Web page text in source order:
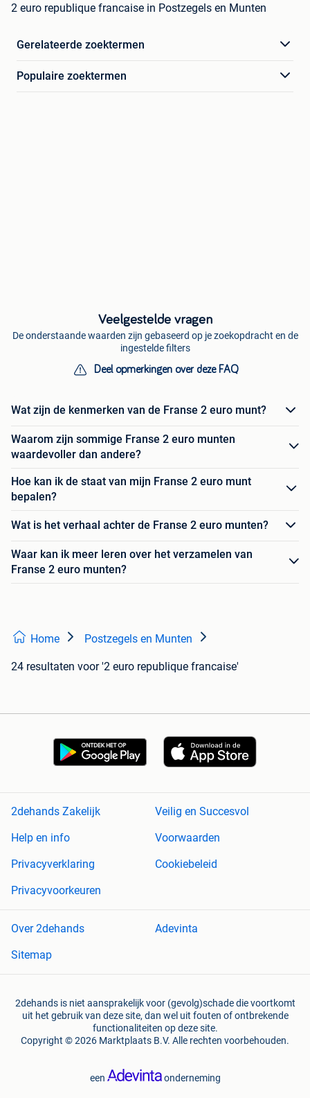
2 euro republique francaise in Postzegels en Munten
Gerelateerde zoektermen
Populaire zoektermen
Veelgestelde vragen
De onderstaande waarden zijn gebaseerd op je zoekopdracht en de
ingestelde filters
Deel opmerkingen over deze FAQ
Wat zijn de kenmerken van de Franse 2 euro munt?
Waarom zijn sommige Franse 2 euro munten
waardevoller dan andere?
Hoe kan ik de staat van mijn Franse 2 euro munt
bepalen?
Wat is het verhaal achter de Franse 2 euro munten?
Waar kan ik meer leren over het verzamelen van
Franse 2 euro munten?
Home Postzegels en Munten
24 resultaten voor '2 euro republique francaise'
2dehands Zakelijk
Veilig en Succesvol
Help en info
Voorwaarden
Privacyverklaring
Cookiebeleid
Privacyvoorkeuren
Over 2dehands
Adevinta
Sitemap
2dehands is niet aansprakelijk voor (gevolg)schade die voortkomt
uit het gebruik van deze site, dan wel uit fouten of ontbrekende
functionaliteiten op deze site.
Copyright © 2026 Marktplaats B.V. Alle rechten voorbehouden.
een onderneming